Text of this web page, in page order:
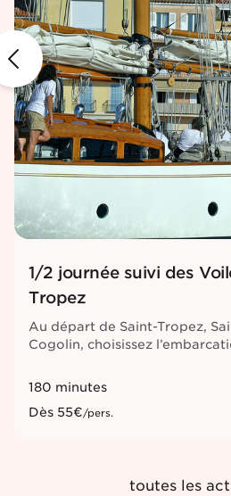
1/2 journée suivi des
Tropez
Au départ de Saint-Tropez,
Cogolin, choisissez
180 minutes
Dès 55€/pers.
toutes les